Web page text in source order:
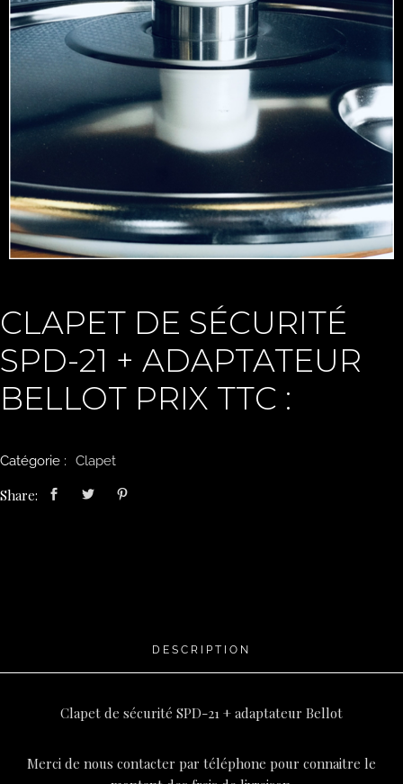
CLAPET DE SÉCURITÉ
SPD-21 + ADAPTATEUR
BELLOT PRIX TTC :
Catégorie : Clapet
Share:
DESCRIPTION
Clapet de sécurité SPD-21 + adaptateur Bellot
Merci de nous contacter par téléphone pour connaitre le